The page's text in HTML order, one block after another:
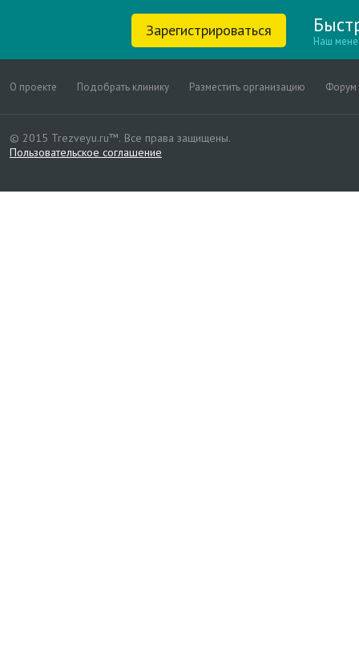
Зарегистрироваться
Наш
О проекте Подобрать клинику Разместить организацию Форум
© 2015 Trezveyu.ru™. Все права защищены.
Пользовательское соглашение